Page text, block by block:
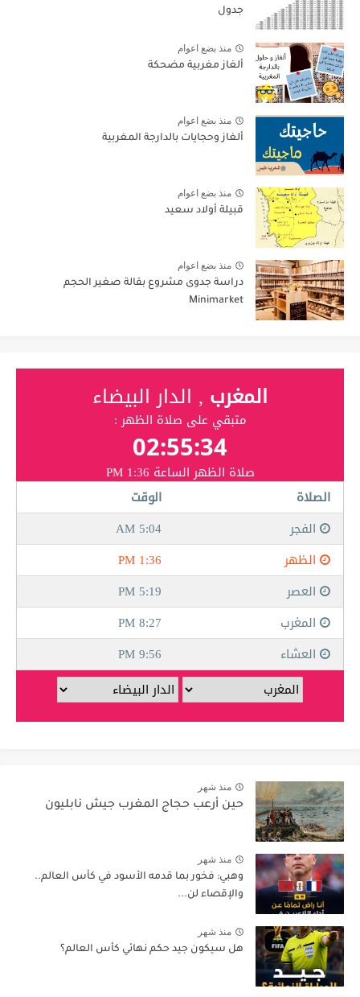
جدول
منذ بضع اعوام
ألغاز مغربية مضحكة
منذ بضع اعوام
ألغاز وحجايات بالدارجة المغربية
منذ بضع اعوام
قبيلة أولاد سعيد
منذ بضع اعوام
دراسة جدوى مشروع بقالة صغير الحجم
Minimarket
منذ شهر
حين أرعب حجاج المغرب جيش نابليون
منذ شهر
وهبي: فخور بما قدمه الأسود في كأس العالم..
والإقصاء لن...
منذ شهر
هل سيكون جيد حكم نهائي كأس العالم؟